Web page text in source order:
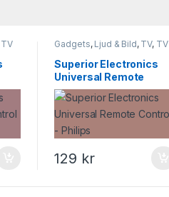
TV
Gadgets, Ljud & Bild, TV, TV
& Audio
Superior Electronics
Universal Remote
Control – Philips
129 kr